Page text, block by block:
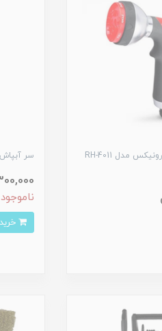
سر آبپاش 2 حالته رونیکس مدل RH4010
300,000
ناموجود
خرید